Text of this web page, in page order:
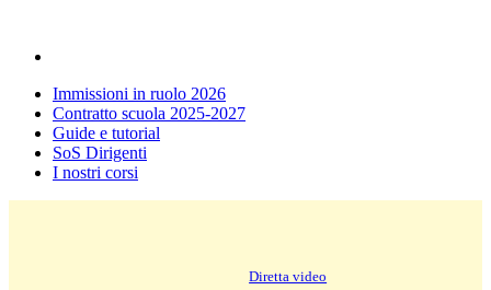
Immissioni in ruolo 2026
Contratto scuola 2025-2027
Guide e tutorial
SoS Dirigenti
I nostri corsi
Diretta video